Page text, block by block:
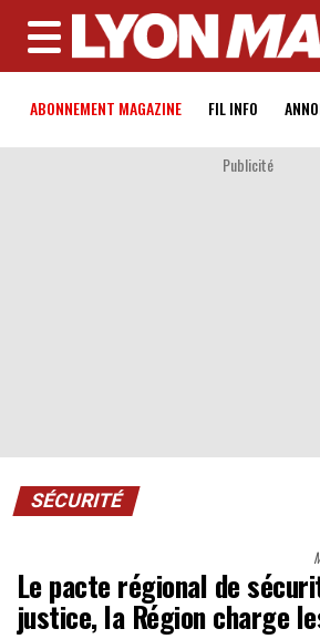
MENU
ABONNEMENT MAGAZINE FIL INFO
Publicité
SÉCURITÉ
Le pacte régional de
justice, la Région charge